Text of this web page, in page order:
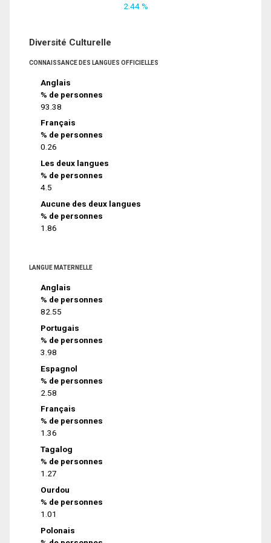
2.44 %
Diversité Culturelle
CONNAISSANCE DES LANGUES OFFICIELLES
Anglais
% de personnes
93.38
Français
% de personnes
0.26
Les deux langues
% de personnes
4.5
Aucune des deux langues
% de personnes
1.86
LANGUE MATERNELLE
Anglais
% de personnes
82.55
Portugais
% de personnes
3.98
Espagnol
% de personnes
2.58
Français
% de personnes
1.36
Tagalog
% de personnes
1.27
Ourdou
% de personnes
1.01
Polonais